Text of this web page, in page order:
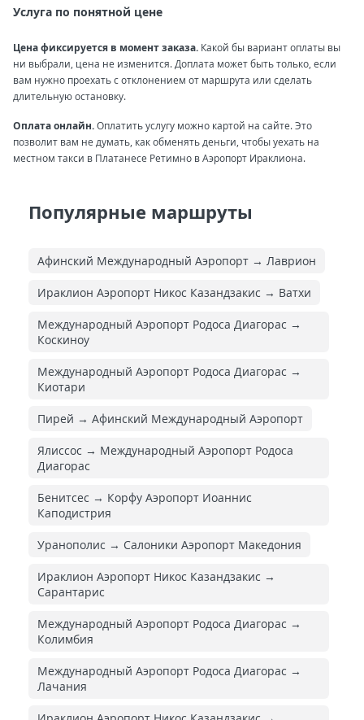
Услуга по понятной цене
Цена фиксируется в момент заказа. Какой бы вариант оплаты вы
ни выбрали, цена не изменится. Доплата может быть только, если
вам нужно проехать с отклонением от маршрута или сделать
длительную остановку.
Оплата онлайн.Оплатить услугу можно картой на сайте. Это
позволит вам не думать, как обменять деньги, чтобы уехать на
местном такси в Платанесе Ретимно в Аэропорт Ираклиона.
Популярные маршруты
Афинский Международный Аэропорт → Лаврион
Ираклион Аэропорт Никос Казандзакис → Ватхи
Международный Аэропорт Родоса Диагорас →
Коскиноу
Международный Аэропорт Родоса Диагорас →
Киотари
Пирей → Афинский Международный Аэропорт
Ялиссос → Международный Аэропорт Родоса
Диагорас
Бенитсес → Корфу Аэропорт Иоаннис
Каподистрия
Уранополис → Салоники Аэропорт Македония
Ираклион Аэропорт Никос Казандзакис →
Сарантарис
Международный Аэропорт Родоса Диагорас →
Колимбия
Международный Аэропорт Родоса Диагорас →
Лачания